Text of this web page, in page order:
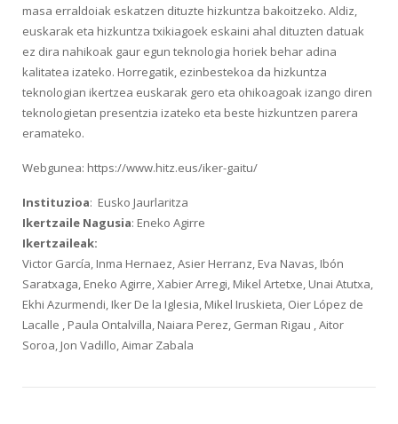
masa erraldoiak eskatzen dituzte hizkuntza bakoitzeko. Aldiz,
euskarak eta hizkuntza txikiagoek eskaini ahal dituzten datuak
ez dira nahikoak gaur egun teknologia horiek behar adina
kalitatea izateko. Horregatik, ezinbestekoa da hizkuntza
teknologian ikertzea euskarak gero eta ohikoagoak izango diren
teknologietan presentzia izateko eta beste hizkuntzen parera
eramateko.
Webgunea: https://www.hitz.eus/iker-gaitu/
Instituzioa: Eusko Jaurlaritza
Ikertzaile Nagusia: Eneko Agirre
Ikertzaileak:
Victor García, Inma Hernaez, Asier Herranz, Eva Navas, Ibón
Saratxaga, Eneko Agirre, Xabier Arregi, Mikel Artetxe, Unai Atutxa,
Ekhi Azurmendi, Iker De la Iglesia, Mikel Iruskieta, Oier López de
Lacalle , Paula Ontalvilla, Naiara Perez, German Rigau , Aitor
Soroa, Jon Vadillo, Aimar Zabala